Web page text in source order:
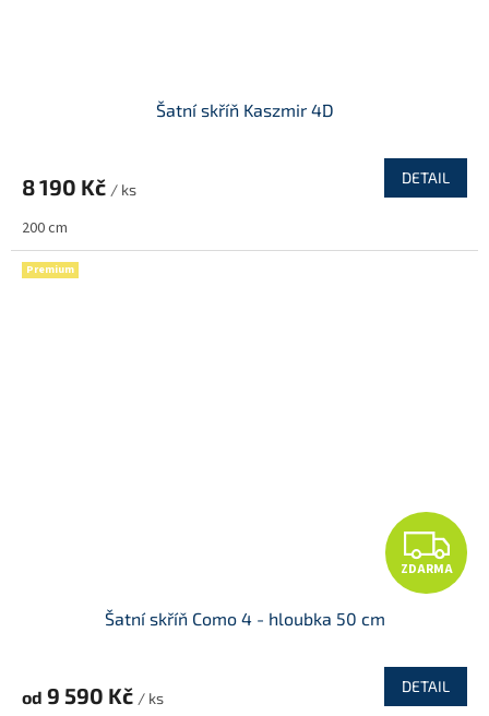
Šatní skříň Kaszmir 4D
8 190 Kč / ks
DETAIL
200 cm
Premium
Z
D
R
ZDARMA
Šatní skříň Como 4 - hloubka 50 cm
od 9 590 Kč / ks
DETAIL